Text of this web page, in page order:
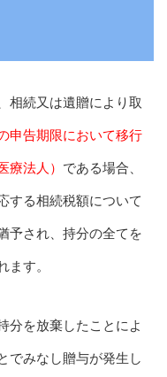
相続又は遺贈により取
申告期限において移行
療法人） である場合、
する相続税額について
予され、持分の全てを
ます。
分を放棄したことによ
でみなし贈与が発生し